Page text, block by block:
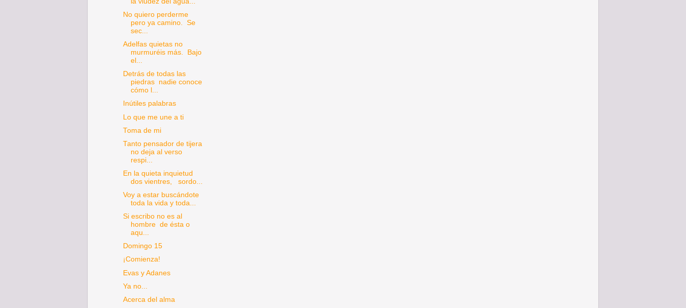
No quiero perderme
pero ya camino. Se
sec...
Adelfas quietas no
murmuréis más. Bajo
el...
Detrás de todas las
piedras nadie conoce
cómo l...
Inútiles palabras
Lo que me une a ti
Toma de mi
Tanto pensador de tijera
no deja al verso
respi...
En la quieta inquietud
dos vientres, sordo...
Voy a estar buscándote
toda la vida y toda...
Si escribo no es al
hombre de ésta o
aqu...
Domingo 15
¡Comienza!
Evas y Adanes
Ya no...
Acerca del alma